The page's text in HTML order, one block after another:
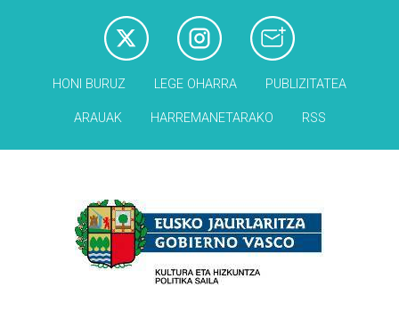
HONI BURUZ LEGE OHARRA PUBLIZITATEA
ARAUAK HARREMANETARAKO RSS